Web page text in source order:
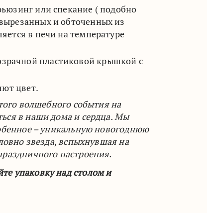
или спекание ( подобно
и обточенных из
в печи на температуре
пластиковой крышкой с
цвет.
волшебного события на
в наши дома и сердца. Мы
– уникальную новогоднюю
звезда, вспыхнувшая на
настроения.
упаковку над столом и